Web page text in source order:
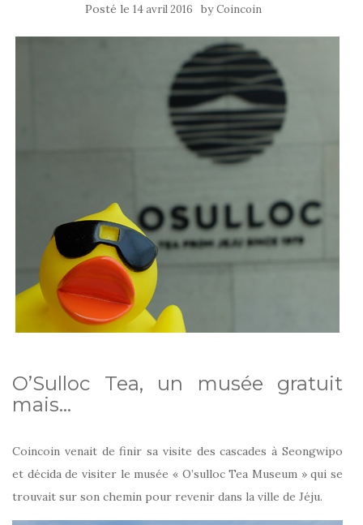
Posté le 14 avril 2016 byCoincoin
O’Sulloc Tea, un musée gratuit
mais…
Coincoin venait de finir sa visite des cascades à Seongwipo
et décida de visiter le musée « O’sulloc Tea Museum » qui se
trouvait sur son chemin pour revenir dans la ville de Jéju.